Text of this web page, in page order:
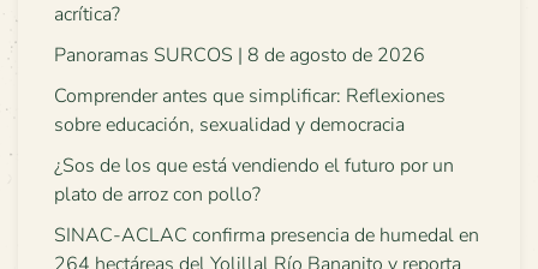
acrítica?
Panoramas SURCOS | 8 de agosto de 2026
Comprender antes que simplificar: Reflexiones
sobre educación, sexualidad y democracia
¿Sos de los que está vendiendo el futuro por un
plato de arroz con pollo?
SINAC-ACLAC confirma presencia de humedal en